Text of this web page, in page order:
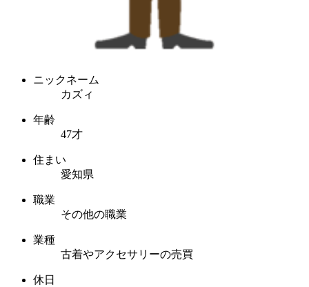
ニックネーム
カズィ
年齢
47才
住まい
愛知県
職業
その他の職業
業種
古着やアクセサリーの売買
休日